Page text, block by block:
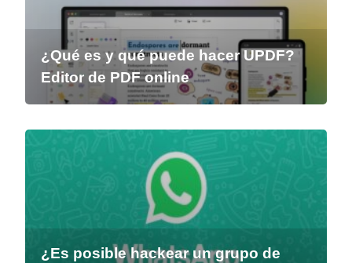
¿Qué es y qué puede hacer UPDF?
Editor de PDF online
¿Es posible hackear un grupo de